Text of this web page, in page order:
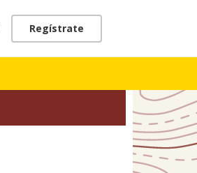
Regístrate